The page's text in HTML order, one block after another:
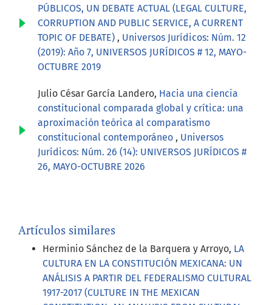
PÚBLICOS, UN DEBATE ACTUAL (LEGAL CULTURE,
CORRUPTION AND PUBLIC SERVICE, A CURRENT
TOPIC OF DEBATE) , Universos Jurídicos: Núm. 12
(2019): Año 7, UNIVERSOS JURÍDICOS # 12, MAYO-
OCTUBRE 2019
Julio César García Landero, Hacia una ciencia
constitucional comparada global y crítica: una
aproximación teórica al comparatismo
constitucional contemporáneo , Universos
Jurídicos: Núm. 26 (14): UNIVERSOS JURÍDICOS #
26, MAYO-OCTUBRE 2026
Artículos similares
Herminio Sánchez de la Barquera y Arroyo, LA
CULTURA EN LA CONSTITUCIÓN MEXICANA: UN
ANÁLISIS A PARTIR DEL FEDERALISMO CULTURAL
1917-2017 (CULTURE IN THE MEXICAN